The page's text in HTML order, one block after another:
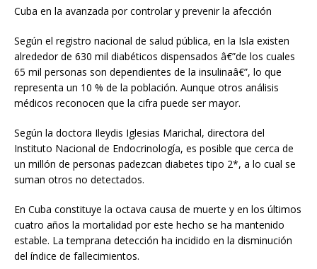
Cuba en la avanzada por controlar y prevenir la afección
Según el registro nacional de salud pública, en la Isla existen
alrededor de 630 mil diabéticos dispensados â€”de los cuales
65 mil personas son dependientes de la insulinaâ€”, lo que
representa un 10 % de la población. Aunque otros análisis
médicos reconocen que la cifra puede ser mayor.
Según la doctora Ileydis Iglesias Marichal, directora del
Instituto Nacional de Endocrinología, es posible que cerca de
un millón de personas padezcan diabetes tipo 2*, a lo cual se
suman otros no detectados.
En Cuba constituye la octava causa de muerte y en los últimos
cuatro años la mortalidad por este hecho se ha mantenido
estable. La temprana detección ha incidido en la disminución
del índice de fallecimientos.